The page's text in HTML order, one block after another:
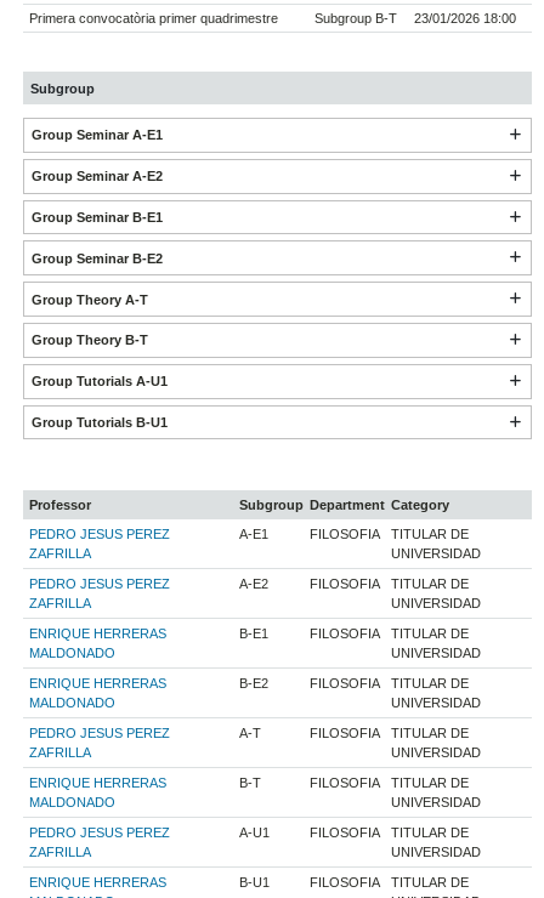
Primera convocatòria primer quadrimestre
Subgroup B-T 23/01/2026 18:00
Subgroup
Group Seminar A-E1
Group Seminar A-E2
Group Seminar B-E1
Group Seminar B-E2
Group Theory A-T
Group Theory B-T
Group Tutorials A-U1
Group Tutorials B-U1
Professor Subgroup Department Category
PEDRO JESUS PEREZ
ZAFRILLA
A-E1 FILOSOFIA
TITULAR DE
UNIVERSIDAD
PEDRO JESUS PEREZ
ZAFRILLA
A-E2 FILOSOFIA
TITULAR DE
UNIVERSIDAD
ENRIQUE HERRERAS
MALDONADO
B-E1 FILOSOFIA
TITULAR DE
UNIVERSIDAD
ENRIQUE HERRERAS
MALDONADO
B-E2 FILOSOFIA
TITULAR DE
UNIVERSIDAD
PEDRO JESUS PEREZ
ZAFRILLA
A-T FILOSOFIA
TITULAR DE
UNIVERSIDAD
ENRIQUE HERRERAS
MALDONADO
B-T FILOSOFIA
TITULAR DE
UNIVERSIDAD
PEDRO JESUS PEREZ
ZAFRILLA
A-U1 FILOSOFIA
TITULAR DE
UNIVERSIDAD
ENRIQUE HERRERAS
B-U1 FILOSOFIA
TITULAR DE